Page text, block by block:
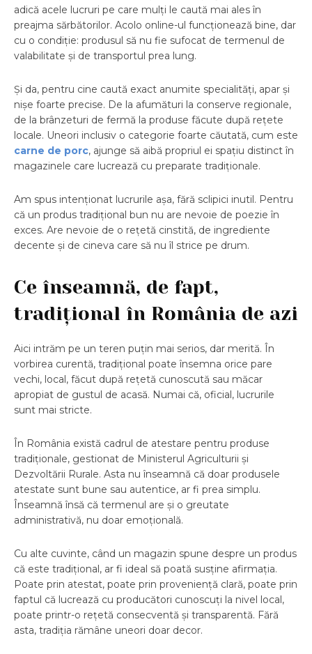
adică acele lucruri pe care mulți le caută mai ales în
preajma sărbătorilor. Acolo online-ul funcționează bine, dar
cu o condiție: produsul să nu fie sufocat de termenul de
valabilitate și de transportul prea lung.
Și da, pentru cine caută exact anumite specialități, apar și
nișe foarte precise. De la afumături la conserve regionale,
de la brânzeturi de fermă la produse făcute după rețete
locale. Uneori inclusiv o categorie foarte căutată, cum este
carne de porc, ajunge să aibă propriul ei spațiu distinct în
magazinele care lucrează cu preparate tradiționale.
Am spus intenționat lucrurile așa, fără sclipici inutil. Pentru
că un produs tradițional bun nu are nevoie de poezie în
exces. Are nevoie de o rețetă cinstită, de ingrediente
decente și de cineva care să nu îl strice pe drum.
Ce înseamnă, de fapt,
tradițional în România de azi
Aici intrăm pe un teren puțin mai serios, dar merită. În
vorbirea curentă, tradițional poate însemna orice pare
vechi, local, făcut după rețetă cunoscută sau măcar
apropiat de gustul de acasă. Numai că, oficial, lucrurile
sunt mai stricte.
În România există cadrul de atestare pentru produse
tradiționale, gestionat de Ministerul Agriculturii și
Dezvoltării Rurale. Asta nu înseamnă că doar produsele
atestate sunt bune sau autentice, ar fi prea simplu.
Înseamnă însă că termenul are și o greutate
administrativă, nu doar emoțională.
Cu alte cuvinte, când un magazin spune despre un produs
că este tradițional, ar fi ideal să poată susține afirmația.
Poate prin atestat, poate prin proveniență clară, poate prin
faptul că lucrează cu producători cunoscuți la nivel local,
poate printr-o rețetă consecventă și transparentă. Fără
asta, tradiția rămâne uneori doar decor.